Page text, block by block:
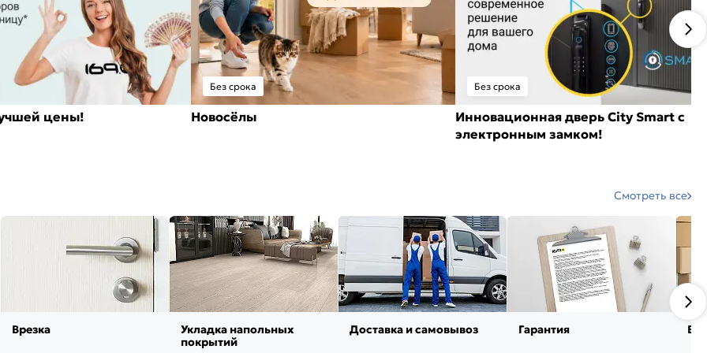
цены!
Без срока
Новосёлы
Без срока
Инновационная дверь City Smart с
электронным замком!
Смотреть все
Врезка
Укладка напольных
покрытий
Доставка и самовывоз Гарантия